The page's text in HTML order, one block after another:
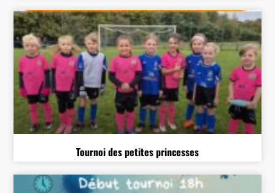
Tournoi des petites princesses